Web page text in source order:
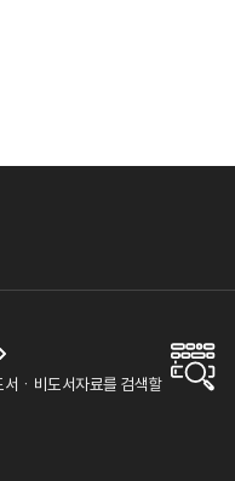
ㆍ비도서자료를 검색할